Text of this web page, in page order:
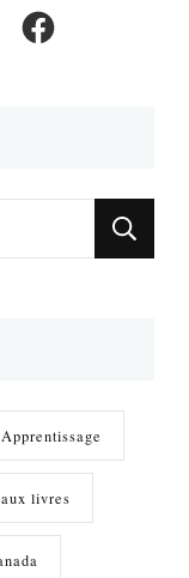
Facebook
Apprentissage
livres